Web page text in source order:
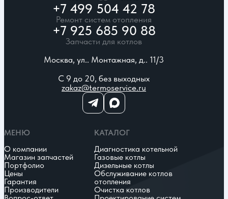
+7 499 504 42 78
Ремонт систем отопления
+7 925 685 90 88
Запчасти для котлов
Москва, ул.. Монтажная, д.. 11/3
С 9 до 20, без выходных
zakaz@termoservice.ru
МЕНЮ
О компании
Магазин запчастей
Портфолио
Цены
Гарантия
Производители
КАТАЛОГ
Диагностика котельной
Газовые котлы
Дизельные котлы
Обслуживание котлов
отопления
Очистка котлов